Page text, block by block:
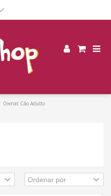
Ownat Cão Adulto